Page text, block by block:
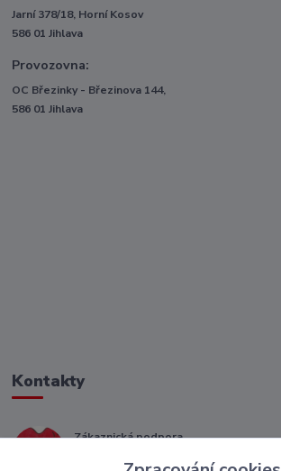
Jarní 378/18, Horní Kosov
586 01 Jihlava
Provozovna:
OC Březinky - Březinova 144,
586 01 Jihlava
Kontakty
Zákaznická podpora